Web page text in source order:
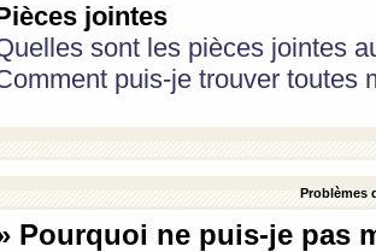
jointes
sont les pièces jointes
puis-je trouver toutes
Problèmes
Pourquoi ne puis-je pas